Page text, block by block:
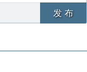
发 布